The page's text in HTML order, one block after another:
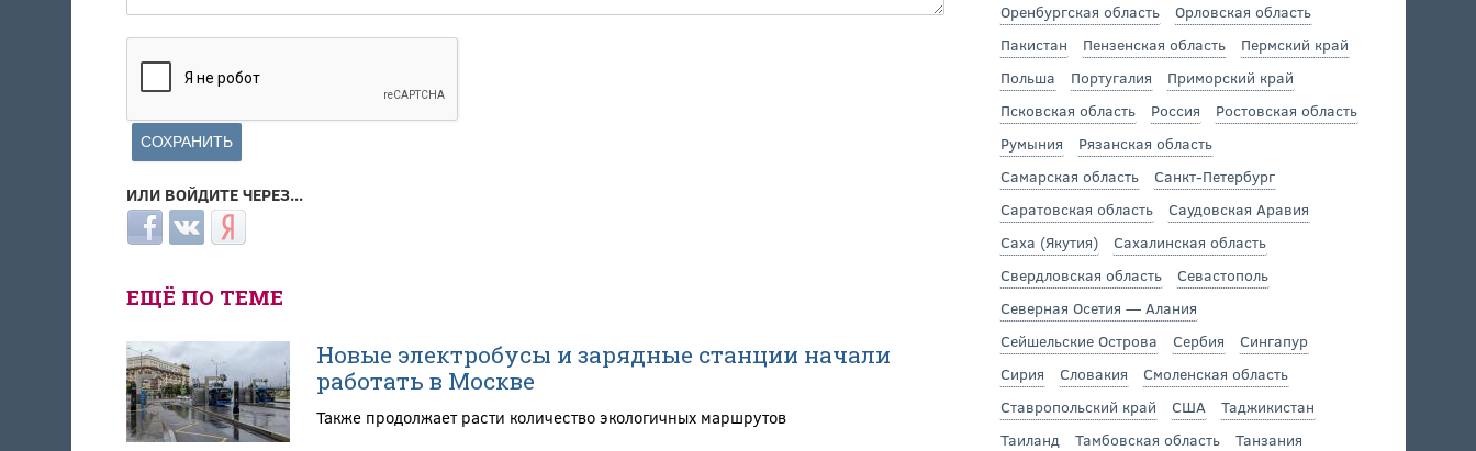
ИЛИ ВОЙДИТЕ ЧЕРЕЗ...
Login with Facebook
Login with ВКонтакте
Login with Яндекс
ЕЩЁ ПО ТЕМЕ
Новые электробусы и зарядные станции начали
работать в Москве
Также продолжает расти количество экологичных маршрутов
Оренбургская область
Орловская область
Пакистан
Пензенская область
Пермский край
Польша
Португалия
Приморский край
Псковская область
Россия
Ростовская область
Румыния
Рязанская область
Самарская область
Санкт-Петербург
Саратовская область
Саудовская Аравия
Саха (Якутия)
Сахалинская область
Свердловская область
Севастополь
Северная Осетия — Алания
Сейшельские Острова
Сербия
Сингапур
Сирия
Словакия
Смоленская область
Ставропольский край
США
Таджикистан
Таиланд
Тамбовская область
Танзания